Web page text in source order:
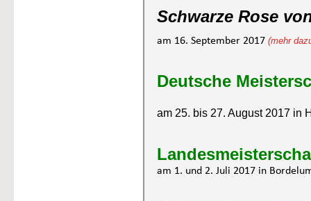
Schwarze Rose
am 16. September 2017 (mehr
Deutsche
am 25. bis 27. August 2017 in
am 1. und 2. Juli 2017 in